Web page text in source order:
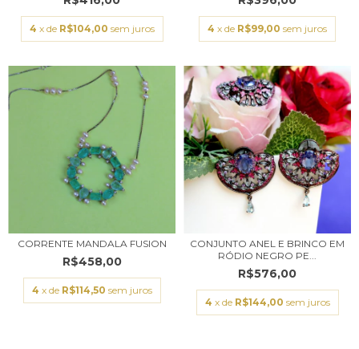
4 x de R$104,00 sem juros 4 x de R$99,00 sem juros
CORRENTE MANDALA FUSION
R$458,00
4 x de R$114,50 sem juros
CONJUNTO ANEL E BRINCO EM
RÓDIO NEGRO PE...
R$576,00
4 x de R$144,00 sem juros